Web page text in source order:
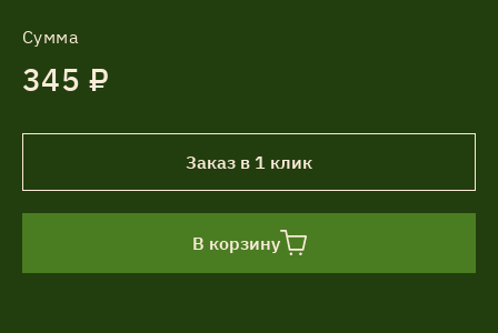
Сумма
345 ₽
Заказ в 1 клик
В корзину